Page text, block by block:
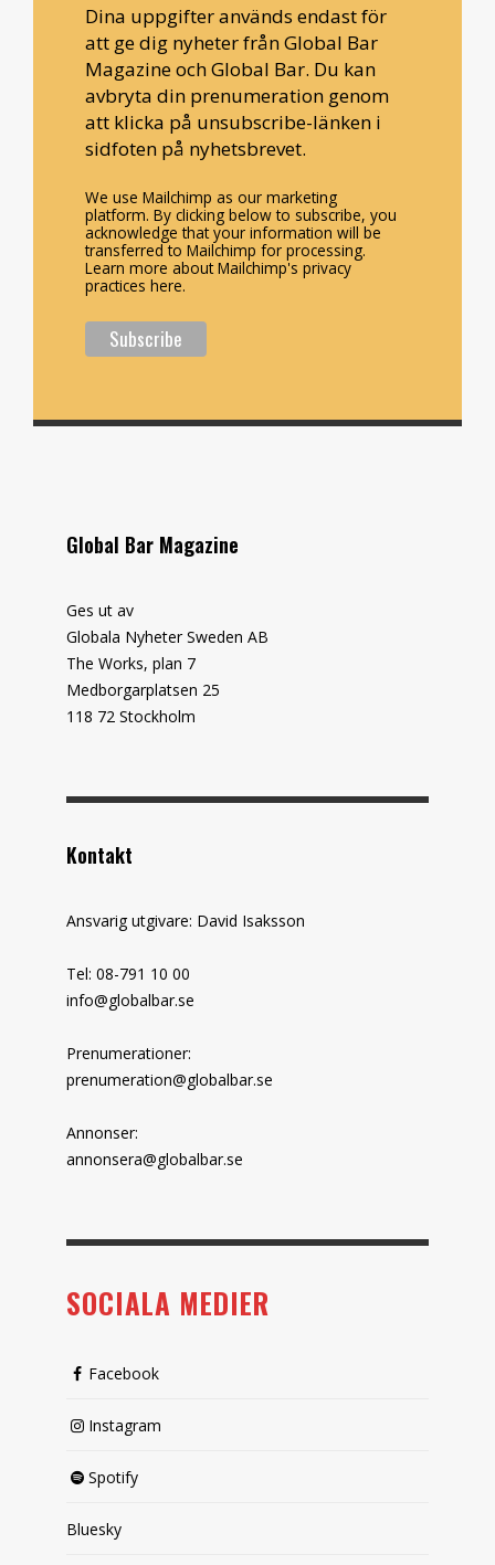
Dina uppgifter används endast för
att ge dig nyheter från Global Bar
Magazine och Global Bar. Du kan
avbryta din prenumeration genom
att klicka på unsubscribe-länken i
sidfoten på nyhetsbrevet.
We use Mailchimp as our marketing
platform. By clicking below to subscribe, you
acknowledge that your information will be
transferred to Mailchimp for processing.
Learn more about Mailchimp's privacy
practices here.
Global Bar Magazine
Ges ut av
Globala Nyheter Sweden AB
The Works, plan 7
Medborgarplatsen 25
118 72 Stockholm
Kontakt
Ansvarig utgivare: David Isaksson
Tel: 08-791 10 00
info@globalbar.se
Prenumerationer:
prenumeration@globalbar.se
Annonser:
annonsera@globalbar.se
SOCIALA MEDIER
Facebook
Instagram
Spotify
Bluesky